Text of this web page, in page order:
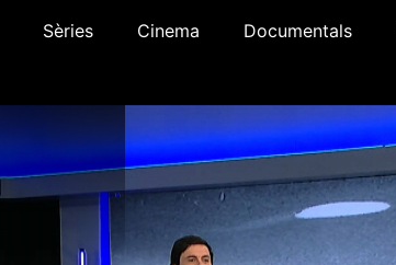
Sèries Cinema Documentals